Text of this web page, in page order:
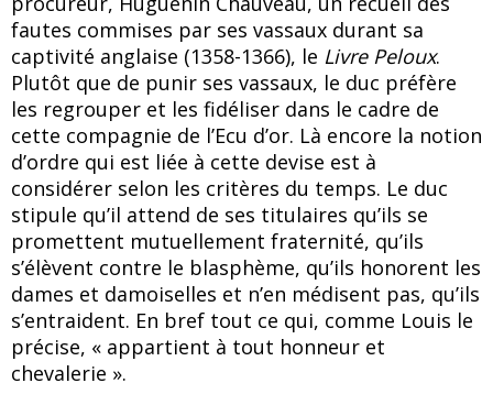
fautes commises par ses vassaux durant sa
captivité anglaise (1358-1366), le Livre Peloux.
Plutôt que de punir ses vassaux, le duc préfère
les regrouper et les fidéliser dans le cadre de
cette compagnie de l’Ecu d’or. Là encore la notion
d’ordre qui est liée à cette devise est à
considérer selon les critères du temps. Le duc
stipule qu’il attend de ses titulaires qu’ils se
promettent mutuellement fraternité, qu’ils
s’élèvent contre le blasphème, qu’ils honorent les
dames et damoiselles et n’en médisent pas, qu’ils
s’entraident. En bref tout ce qui, comme Louis le
précise, « appartient à tout honneur et
chevalerie ».